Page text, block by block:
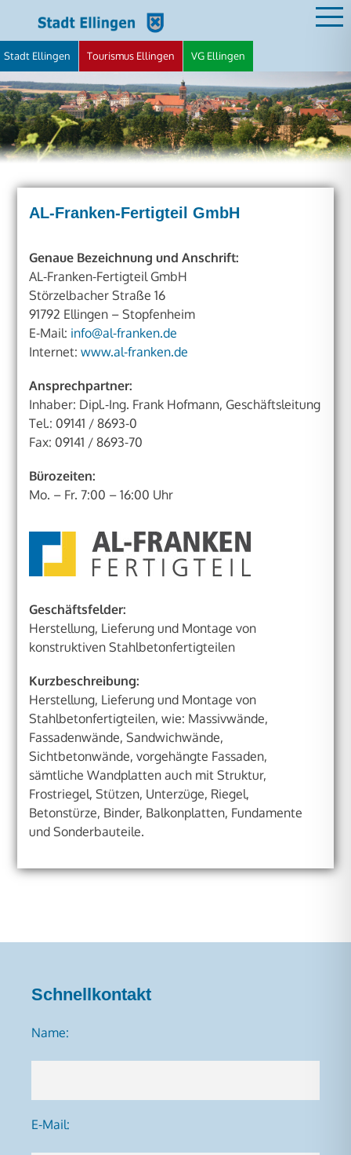
springen
STADT ELLINGEN
Stadt Ellingen Tourismus Ellingen VG Ellingen
AL-Franken-Fertigteil GmbH
Genaue Bezeichnung und Anschrift:
AL-Franken-Fertigteil GmbH
Störzelbacher Straße 16
91792 Ellingen – Stopfenheim
E-Mail: info@al-franken.de
Internet:www.al-franken.de
Ansprechpartner:
Inhaber: Dipl.-Ing. Frank Hofmann, Geschäftsleitung
Tel.: 09141 / 8693-0
Fax: 09141 / 8693-70
Bürozeiten:
Mo. – Fr. 7:00 – 16:00 Uhr
Geschäftsfelder:
Herstellung, Lieferung und Montage von
konstruktiven Stahlbetonfertigteilen
Kurzbeschreibung:
Herstellung, Lieferung und Montage von
Stahlbetonfertigteilen, wie: Massivwände,
Fassadenwände, Sandwichwände,
Sichtbetonwände, vorgehängte Fassaden,
sämtliche Wandplatten auch mit Struktur,
Frostriegel, Stützen, Unterzüge, Riegel,
Betonstürze, Binder, Balkonplatten, Fundamente
und Sonderbauteile.
Schnellkontakt
Name:
E-Mail: